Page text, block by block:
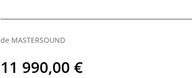
de MASTERSOUND
11 990,00 €